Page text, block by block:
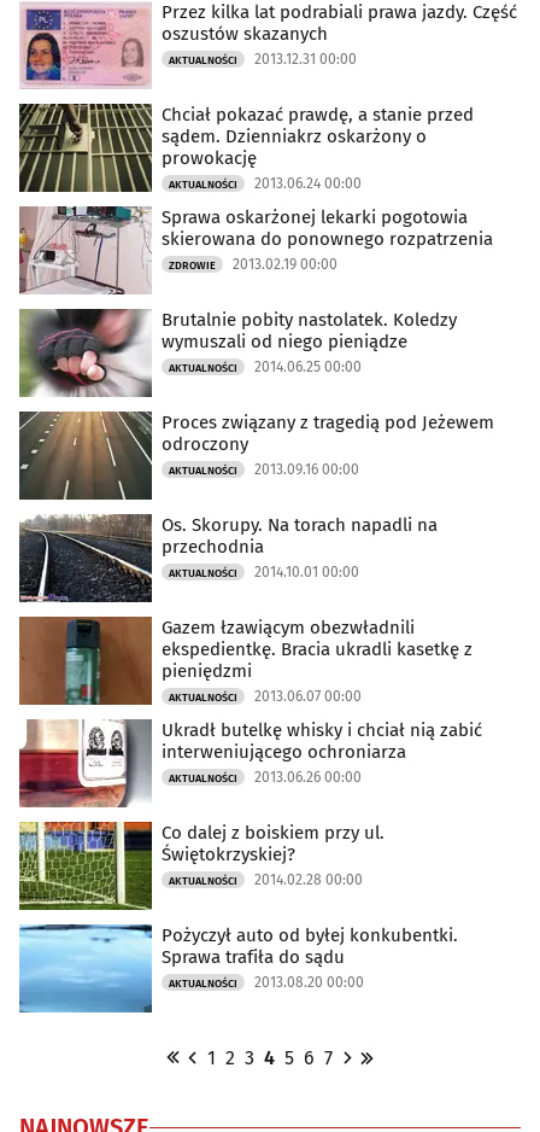
Przez kilka lat podrabiali prawa jazdy. Część
oszustów skazanych
AKTUALNOŚCI 2013.12.31 00:00
Chciał pokazać prawdę, a stanie przed
sądem. Dzienniakrz oskarżony o
prowokację
AKTUALNOŚCI 2013.06.24 00:00
Sprawa oskarżonej lekarki pogotowia
skierowana do ponownego rozpatrzenia
ZDROWIE 2013.02.19 00:00
Brutalnie pobity nastolatek. Koledzy
wymuszali od niego pieniądze
AKTUALNOŚCI 2014.06.25 00:00
Proces związany z tragedią pod Jeżewem
odroczony
AKTUALNOŚCI 2013.09.16 00:00
Os. Skorupy. Na torach napadli na
przechodnia
AKTUALNOŚCI 2014.10.01 00:00
Gazem łzawiącym obezwładnili
ekspedientkę. Bracia ukradli kasetkę z
pieniędzmi
AKTUALNOŚCI 2013.06.07 00:00
Ukradł butelkę whisky i chciał nią zabić
interweniującego ochroniarza
AKTUALNOŚCI 2013.06.26 00:00
Co dalej z boiskiem przy ul.
Świętokrzyskiej?
AKTUALNOŚCI 2014.02.28 00:00
Pożyczył auto od byłej konkubentki.
Sprawa trafiła do sądu
AKTUALNOŚCI 2013.08.20 00:00
1 2 3 4 5 6 7